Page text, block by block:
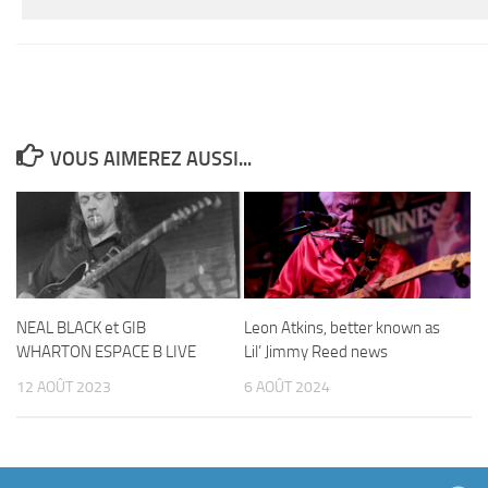
VOUS AIMEREZ AUSSI...
NEAL BLACK et GIB
WHARTON ESPACE B LIVE
12 AOÛT 2023
Leon Atkins, better known as
Lil’ Jimmy Reed news
6 AOÛT 2024